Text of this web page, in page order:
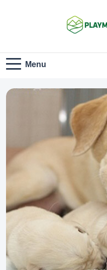
Menu